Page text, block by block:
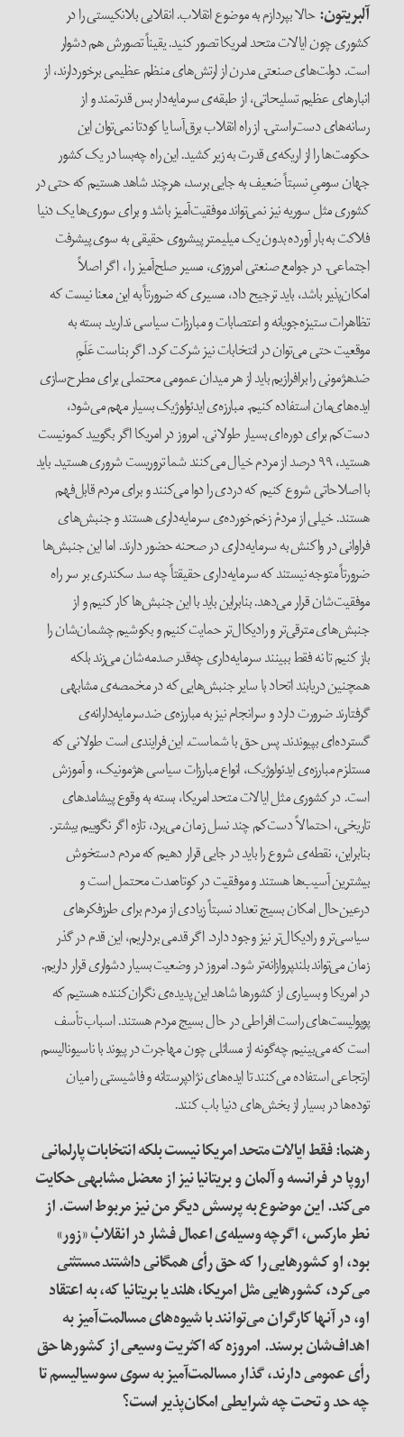
آلبریتون:حالا بپردازم به موضوع انقلاب. انقلابی بلانکیستی را در
کشوری چون ایالات متحد امریکا تصور کنید. یقیناً تصورش هم دشوار
است. دولت‌های صنعتی مدرن از ارتش‌های منظم عظیمی برخوردارند، از
انبارهای عظیم تسلیحاتی، از طبقه‌ی سرمایه‌دار بس قدرتمند و از
رسانه‌های دست‌راستی. از راه انقلاب برق‌آسا یا کودتا نمی‌توان این
حکومت‌ها را از اریکه‌ی قدرت به زیر کشید. این راه چه‌بسا در یک کشور
جهان سومیِ نسبتاً ضعیف به جایی برسد، هرچند شاهد هستیم که حتی در
کشوری مثل سوریه نیز نمی‌تواند موفقیت‌آمیز باشد و برای سوری‌‌ها یک دنیا
فلاکت به بار آورده بدون یک میلیمتر پیشروی حقیقی به سوی پیشرفت
اجتماعی. در جوامع صنعتی امروزی، مسیر صلح‌آمیز را ، اگر اصلاً
امکان‌پذیر باشد، باید ترجیح داد، مسیری که ضرورتاً به این معنا نیست که
تظاهرات ستیزه‌جویانه و اعتصابات و مبارزات سیاسی ندارید. بسته به
موقعیت حتی می‌توان در انتخابات نیز شرکت کرد. اگر بناست عَلَمِ
ضدهژمونی را برافرازیم باید از هر میدان عمومی محتملی برای مطرح‌‌سازی
ایده‌های‌مان استفاده کنیم. مبارزه‌ی ایدئولوژیک بسیار مهم می‌شود،
دست‌کم برای دوره‌ای بسیار طولانی. امروز در امریکا اگر بگویید کمونیست
هستید، ۹۹ درصد از مردم خیال می‌کنند شما تروریست شروری هستید. باید
با اصلاحاتی شروع کنیم که دردی را دوا می‌کنند و برای مردم قابل‌فهم
هستند. خیلی از مردمْ زخم‌خورده‌ی سرمایه‌داری هستند و جنبش‌های
فراوانی در واکنش به سرمایه‌داری در صحنه حضور دارند. اما این جنبش‌ها
ضرورتاً متوجه نیستند که سرمایه‌‌داری حقیقتاً چه سد سکندری بر سر راه
موفقیت‌شان قرار می‌دهد. بنابراین باید با این جنبش‌ها کار کنیم و از
جنبش‌های مترقی‌تر و رادیکال‌تر حمایت کنیم و بکوشیم چشمان‌شان را
باز کنیم تا نه فقط ببینند سرمایه‌داری چه‌قدر صدمه‌شان می‌زند بلکه
همچنین دریابند اتحاد با سایر جنبش‌هایی که در مخمصه‌ی مشابهی
گرفتارند ضرورت دارد و سرانجام نیز به مبارزه‌ی ضدسرمایه‌دارانه‌ی
گسترده‌ای بپیوندند. پس حق با شماست. این فرایندی است طولانی که
مستلزم مبارزه‌ی ایدئولوژیک، انواع مبارزات سیاسی هژمونیک، و آموزش
است. در کشوری مثل ایالات متحد امریکا، بسته به وقوع پیشامدهای
تاریخی، احتمالاً دست‌کم چند نسل زمان می‌برد، تازه اگر نگوییم بیشتر.
بنابراین، نقطه‌ی شروع را باید در جایی قرار دهیم که مردم دستخوش
بیشترین آسیب‌ها هستند و موفقیت در کوتاه‌مدت محتمل است و
درعین‌حال امکان بسیج تعداد نسبتاً زیادی از مردم برای طرزفکرهای
سیاسی‌تر و رادیکال‌تر نیز وجود دارد. اگر قدمی برداریم، این قدم در گذر
زمان می‌تواند بلندپروازانه‌تر شود. امروز در وضعیت بسیار دشواری قرار داریم.
در امریکا و بسیاری از کشورها شاهد این پدیده‌ی نگران‌کننده هستیم که
پوپولیست‌های راست افراطی در حال بسیج مردم هستند. اسباب تأسف
است که می‌بینیم چه‌گونه از مسائلی چون مهاجرت در پیوند با ناسیونالیسم
ارتجاعی استفاده می‌کنند تا ایده‌های نژادپرستانه و فاشیستی را میان
توده‌ها در بسیار از بخش‌های دنیا باب کنند.
رهنما: فقط ایالات متحد امریکا نیست بلکه انتخابات پارلمانی
اروپا در فرانسه و آلمان و بریتانیا نیز از معضل مشابهی حکایت
می‌کند. این موضوع به پرسش دیگر من نیز مربوط است. از
نطر مارکس، اگرچه وسیله‌ی اعمال فشار در انقلابْ «زور»
بود، او کشورهایی را که حق رأی همگانی داشتند مستثنی
می‌کرد، کشورهایی مثل امریکا، هلند یا بریتانیا که، به اعتقاد
او، در آنها کارگران می‌توانند با شیوه‌های مسالمت‌آمیز به
اهداف‌شان برسند. امروزه که اکثریت وسیعی از کشورها حق
رأی عمومی دارند، گذار مسالمت‌آمیز به سوی سوسیالیسم تا
چه حد و تحت چه شرایطی امکان‌پذیر است؟